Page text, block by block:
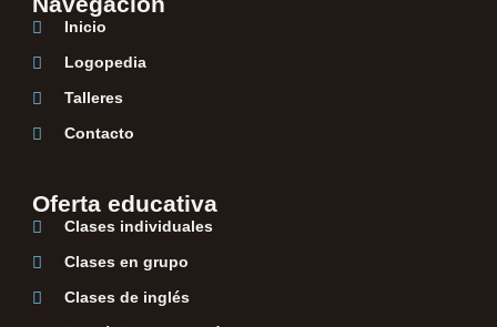
Inicio
Logopedia
Talleres
Contacto
Oferta educativa
Clases individuales
Clases en grupo
Clases de inglés